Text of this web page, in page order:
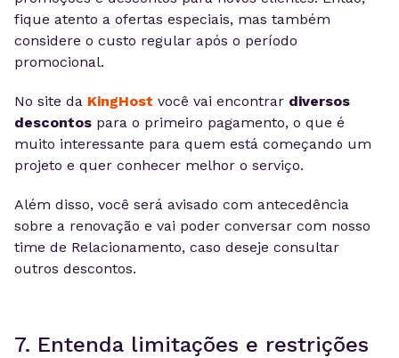
fique atento a ofertas especiais, mas também
considere o custo regular após o período
promocional.
No site da KingHost você vai encontrar diversos
descontos para o primeiro pagamento, o que é
muito interessante para quem está começando um
projeto e quer conhecer melhor o serviço.
Além disso, você será avisado com antecedência
sobre a renovação e vai poder conversar com nosso
time de Relacionamento, caso deseje consultar
outros descontos.
7. Entenda limitações e restrições